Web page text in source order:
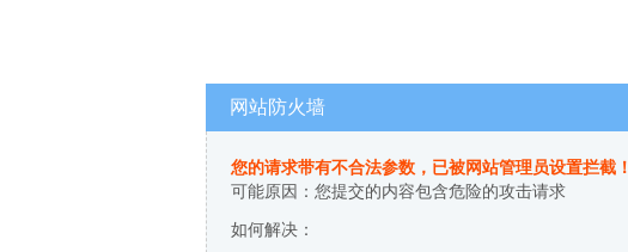
网站防火墙
您的请求带有不合法参数，已被网站管理员设置拦截！
可能原因：您提交的内容包含危险的攻击请求
如何解决：